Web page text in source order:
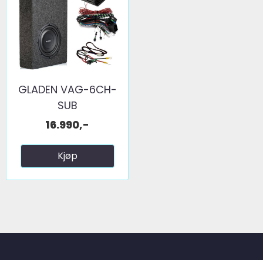
GLADEN VAG-6CH-
SUB
16.990,-
Kjøp